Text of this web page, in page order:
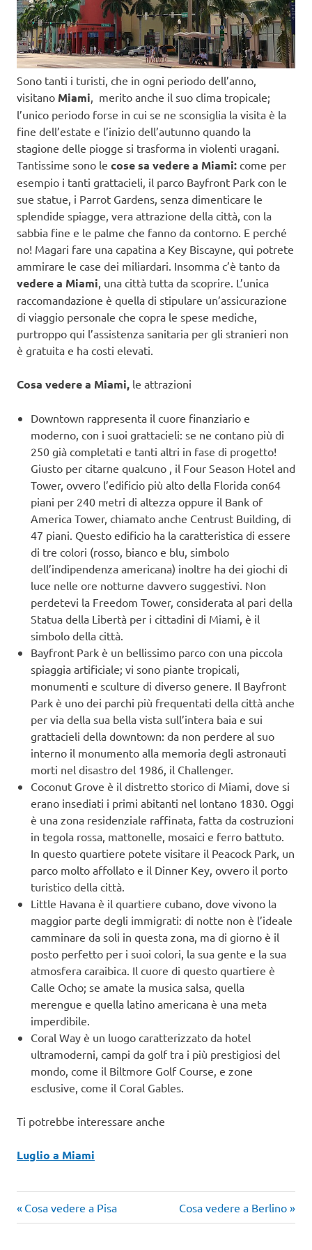
Sono tanti i turisti, che in ogni periodo dell’anno,
visitano Miami, merito anche il suo clima tropicale;
l’unico periodo forse in cui se ne sconsiglia la visita è la
fine dell’estate e l’inizio dell’autunno quando la
stagione delle piogge si trasforma in violenti uragani.
Tantissime sono le cose sa vedere a Miami: come per
esempio i tanti grattacieli, il parco Bayfront Park con le
sue statue, i Parrot Gardens, senza dimenticare le
splendide spiagge, vera attrazione della città, con la
sabbia fine e le palme che fanno da contorno. E perché
no! Magari fare una capatina a Key Biscayne, qui potrete
ammirare le case dei miliardari. Insomma c’è tanto da
vedere a Miami, una città tutta da scoprire. L’unica
raccomandazione è quella di stipulare un’assicurazione
di viaggio personale che copra le spese mediche,
purtroppo qui l’assistenza sanitaria per gli stranieri non
è gratuita e ha costi elevati.
Cosa vedere a Miami, le attrazioni
Downtown rappresenta il cuore finanziario e
moderno, con i suoi grattacieli: se ne contano più di
250 già completati e tanti altri in fase di progetto!
Giusto per citarne qualcuno , il Four Season Hotel and
Tower, ovvero l’edificio più alto della Florida con64
piani per 240 metri di altezza oppure il Bank of
America Tower, chiamato anche Centrust Building, di
47 piani. Questo edificio ha la caratteristica di essere
di tre colori (rosso, bianco e blu, simbolo
dell’indipendenza americana) inoltre ha dei giochi di
luce nelle ore notturne davvero suggestivi. Non
perdetevi la Freedom Tower, considerata al pari della
Statua della Libertà per i cittadini di Miami, è il
simbolo della città.
Bayfront Park è un bellissimo parco con una piccola
spiaggia artificiale; vi sono piante tropicali,
monumenti e sculture di diverso genere. Il Bayfront
Park è uno dei parchi più frequentati della città anche
per via della sua bella vista sull’intera baia e sui
grattacieli della downtown: da non perdere al suo
interno il monumento alla memoria degli astronauti
morti nel disastro del 1986, il Challenger.
Coconut Grove è il distretto storico di Miami, dove si
erano insediati i primi abitanti nel lontano 1830. Oggi
è una zona residenziale raffinata, fatta da costruzioni
in tegola rossa, mattonelle, mosaici e ferro battuto.
In questo quartiere potete visitare il Peacock Park, un
parco molto affollato e il Dinner Key, ovvero il porto
turistico della città.
Little Havana è il quartiere cubano, dove vivono la
maggior parte degli immigrati: di notte non è l’ideale
camminare da soli in questa zona, ma di giorno è il
posto perfetto per i suoi colori, la sua gente e la sua
atmosfera caraibica. Il cuore di questo quartiere è
Calle Ocho; se amate la musica salsa, quella
merengue e quella latino americana è una meta
imperdibile.
Coral Way è un luogo caratterizzato da hotel
ultramoderni, campi da golf tra i più prestigiosi del
mondo, come il Biltmore Golf Course, e zone
esclusive, come il Coral Gables.
Ti potrebbe interessare anche
Luglio a Miami
Navigazione
Articolo
precedente:
Cosa vedere a Pisa
Articolo
successivo:
Cosa vedere a Berlino